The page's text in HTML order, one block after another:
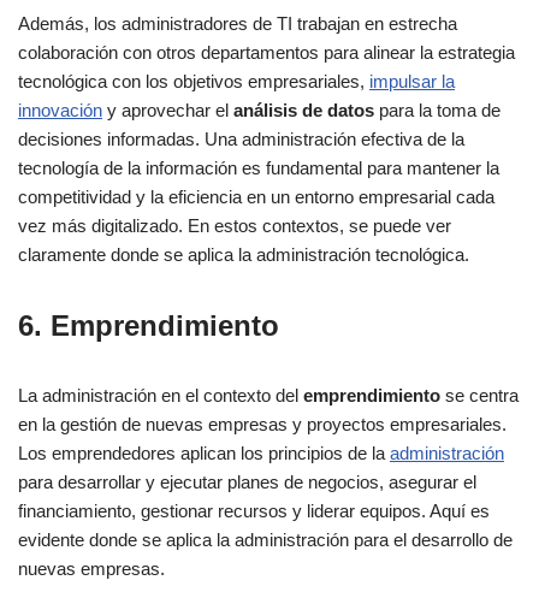
Además, los administradores de TI trabajan en estrecha
colaboración con otros departamentos para alinear la estrategia
tecnológica con los objetivos empresariales, impulsar la
innovación y aprovechar el análisis de datos para la toma de
decisiones informadas. Una administración efectiva de la
tecnología de la información es fundamental para mantener la
competitividad y la eficiencia en un entorno empresarial cada
vez más digitalizado. En estos contextos, se puede ver
claramente donde se aplica la administración tecnológica.
6. Emprendimiento
La administración en el contexto del emprendimiento se centra
en la gestión de nuevas empresas y proyectos empresariales.
Los emprendedores aplican los principios de la administración
para desarrollar y ejecutar planes de negocios, asegurar el
financiamiento, gestionar recursos y liderar equipos. Aquí es
evidente donde se aplica la administración para el desarrollo de
nuevas empresas.